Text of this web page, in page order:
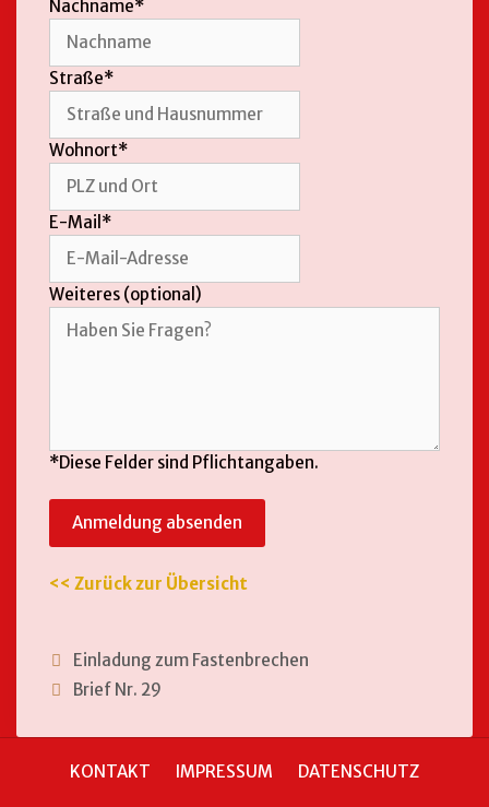
Nachname*
Straße*
Wohnort*
E-Mail*
Weiteres (optional)
*Diese Felder sind Pflichtangaben.
Anmeldung absenden
<< Zurück zur Übersicht
Einladung zum Fastenbrechen
Brief Nr. 29
KONTAKT IMPRESSUM DATENSCHUTZ